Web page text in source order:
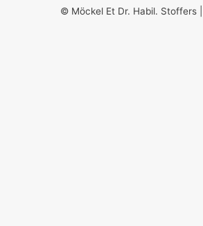
© Möckel Et Dr. Habil. Stoffers ||